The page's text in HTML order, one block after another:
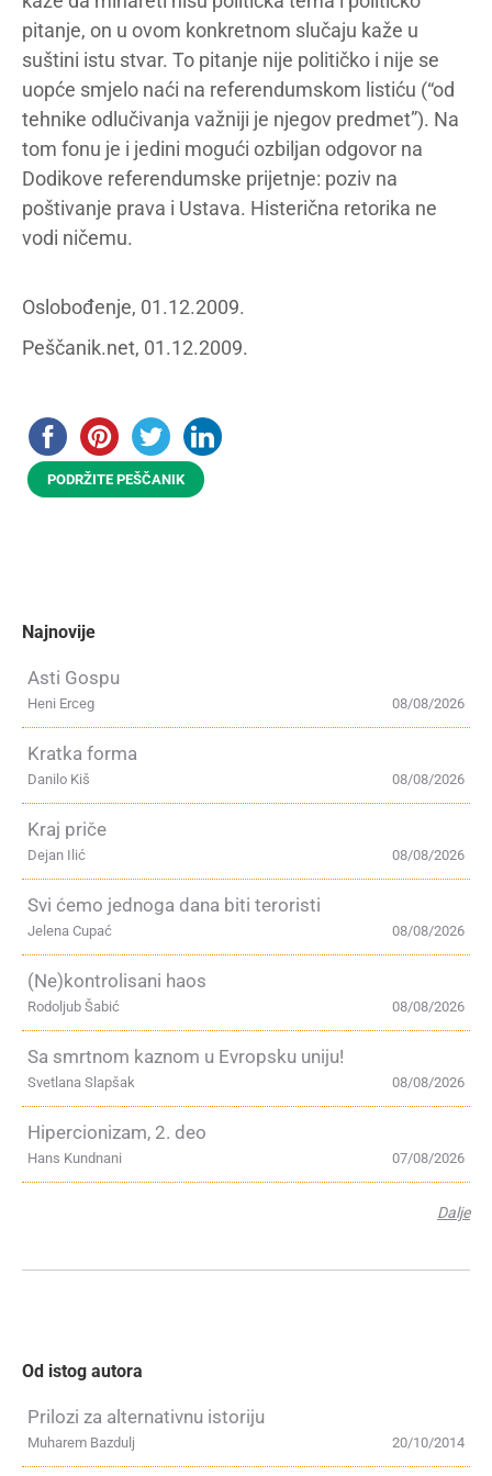
pitanje, on u ovom konkretnom slučaju kaže u
suštini istu stvar. To pitanje nije političko i nije se
uopće smjelo naći na referendumskom listiću (“od
tehnike odlučivanja važniji je njegov predmet”). Na
tom fonu je i jedini mogući ozbiljan odgovor na
Dodikove referendumske prijetnje: poziv na
poštivanje prava i Ustava. Histerična retorika ne
vodi ničemu.
Oslobođenje, 01.12.2009.
Peščanik.net, 01.12.2009.
PODRŽITE PEŠČANIK
Najnovije
Asti Gospu
08/08/2026
Heni Erceg
Kratka forma
08/08/2026
Danilo Kiš
Kraj priče
08/08/2026
Dejan Ilić
Svi ćemo jednoga dana biti teroristi
08/08/2026
Jelena Cupać
(Ne)kontrolisani haos
08/08/2026
Rodoljub Šabić
Sa smrtnom kaznom u Evropsku uniju!
08/08/2026
Svetlana Slapšak
Hipercionizam, 2. deo
07/08/2026
Hans Kundnani
Dalje
Od istog autora
Prilozi za alternativnu istoriju
20/10/2014
Muharem Bazdulj